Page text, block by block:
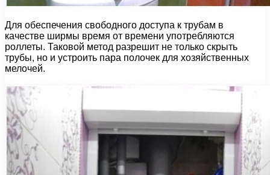
Для обеспечения свободного доступа к трубам в
качестве ширмы время от времени употребляются
роллеты. Таковой метод разрешит не только скрыть
трубы, но и устроить пара полочек для хозяйственных
мелочей.